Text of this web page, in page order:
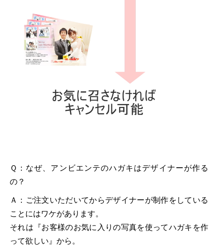
Ｑ：なぜ、アンビエンテのハガキはデザイナーが作る
の？
Ａ：ご注文いただいてからデザイナーが制作をしている
ことにはワケがあります。
それは『お客様のお気に入りの写真を使ってハガキを作
って欲しい』から。